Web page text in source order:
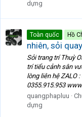
dựng
Toàn quốc Hồ
nhiên, sỏi
Sỏi trang trí Thuỳ
trí tiểu cảnh sân
lòng liên hệ ZALO
0355.915.953
quangphapluu
dựng